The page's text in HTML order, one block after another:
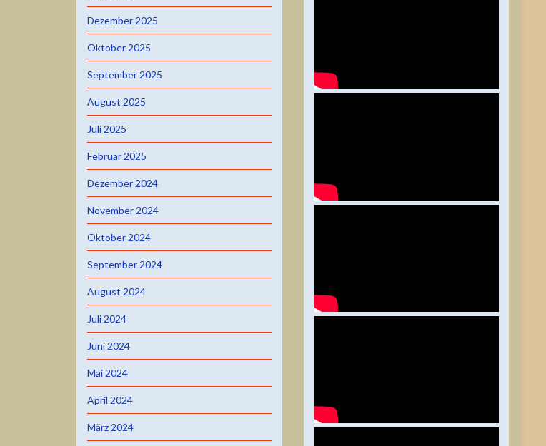
Dezember 2025
Oktober 2025
September 2025
August 2025
Juli 2025
Februar 2025
Dezember 2024
November 2024
Oktober 2024
September 2024
August 2024
Juli 2024
Juni 2024
Mai 2024
April 2024
März 2024